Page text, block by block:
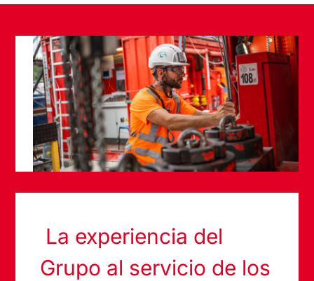
La experiencia del
Grupo al servicio de los